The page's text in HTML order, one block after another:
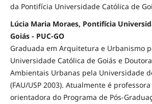
da Pontifícia Universidade Católica de
Lúcia Maria Moraes, Pontifícia
Goiás - PUC-GO
Graduada em Arquitetura e Urbanismo
Universidade Católica de Goiás e
Ambientais Urbanas pela Universidade
(FAU/USP 2003). Atualmente é
orientadora do Programa de Pós-